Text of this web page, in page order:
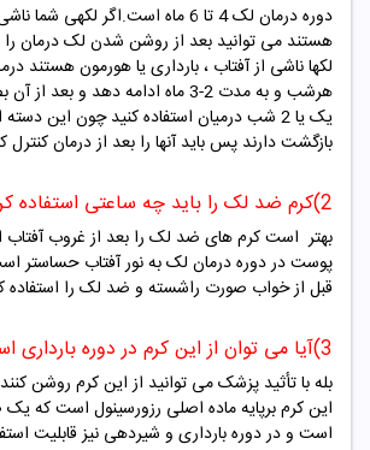
دوره درمان لک 4 تا 6 ماه است.اگر
هستند می توانید بعد از روشن شدن لک درمان را
لکها ناشی از آفتاب ، بارداری یا هورمون هستند
هرشب و به مدت 2-3 ماه ادامه دهد و
یک یا 2 شب درمیان استفاده کنید چون این دسته
بازگشت دارند پس باید آنها را بعد از درمان کنترل
2)کرم ضد لک را باید چه ساعتی استفاده کرد؟
بهتر است کرم های ضد لک را بعد از غروب آفتاب
قبل از خواب صورت راشسته و ضد لک را استفاده
3)آیا می توان از این کرم در دوره بارداری استفاده کرد؟
بله با تأثید پزشک می توانید از این کرم روشن
این کرم برپایه ماده اصلی رزورسینول است که
است و در دوره بارداری و شیردهی نیز قابلیت